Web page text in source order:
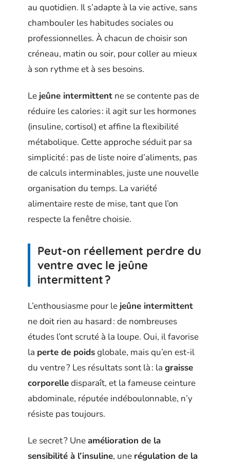
au quotidien. Il s’adapte à la vie active, sans
chambouler les habitudes sociales ou
professionnelles. À chacun de choisir son
créneau, matin ou soir, pour coller au mieux
à son rythme et à ses besoins.
Le jeûne intermittent ne se contente pas de
réduire les calories : il agit sur les hormones
(insuline, cortisol) et affine la flexibilité
métabolique. Cette approche séduit par sa
simplicité : pas de liste noire d’aliments, pas
de calculs interminables, juste une nouvelle
organisation du temps. La variété
alimentaire reste de mise, tant que l’on
respecte la fenêtre choisie.
Peut-on réellement perdre du
ventre avec le jeûne
intermittent ?
L’enthousiasme pour le jeûne intermittent
ne doit rien au hasard : de nombreuses
études l’ont scruté à la loupe. Oui, il favorise
la perte de poidsglobale, mais qu’en est-il
du ventre ? Les résultats sont là : la graisse
corporelledisparaît, et la fameuse ceinture
abdominale, réputée indéboulonnable, n’y
résiste pas toujours.
Le secret ? Uneamélioration de la
sensibilité à l’insuline, une régulation de la